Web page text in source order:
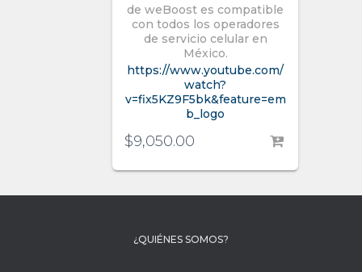
de weBoost es compatible
con todos los operadores
de servicio celular en
México.
https://www.youtube.com/
watch?
v=fix5KZ9F5bk&feature=em
b_logo
$9,050.00
¿QUIÉNES SOMOS?